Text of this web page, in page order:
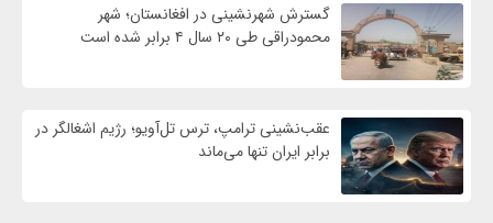
گسترش شهرنشینی در افغانستان؛ شهر
محمودراقی طی ۲۰ سال ۴ برابر شده است
عقب‌نشینی ترامپ، ترس تل‌آویو؛ رژیم اشغالگر در
برابر ایران تنها می‌ماند